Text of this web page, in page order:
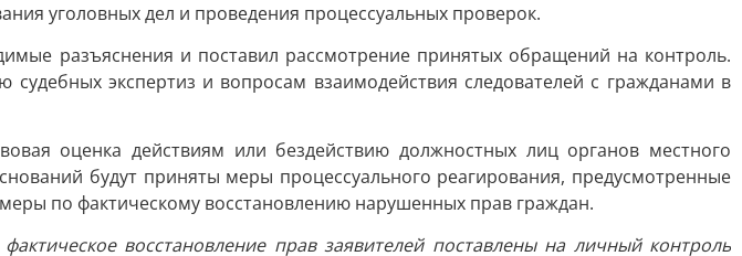
уголовных дел и проведения процессуальных проверок.
разъяснения и поставил рассмотрение принятых обращений на контроль.
экспертиз и вопросам взаимодействия следователей с гражданами в
оценка действиям или бездействию должностных лиц органов местного
будут приняты меры процессуального реагирования, предусмотренные
по фактическому восстановлению нарушенных прав граждан.
восстановление прав заявителей поставлены на личный контроль